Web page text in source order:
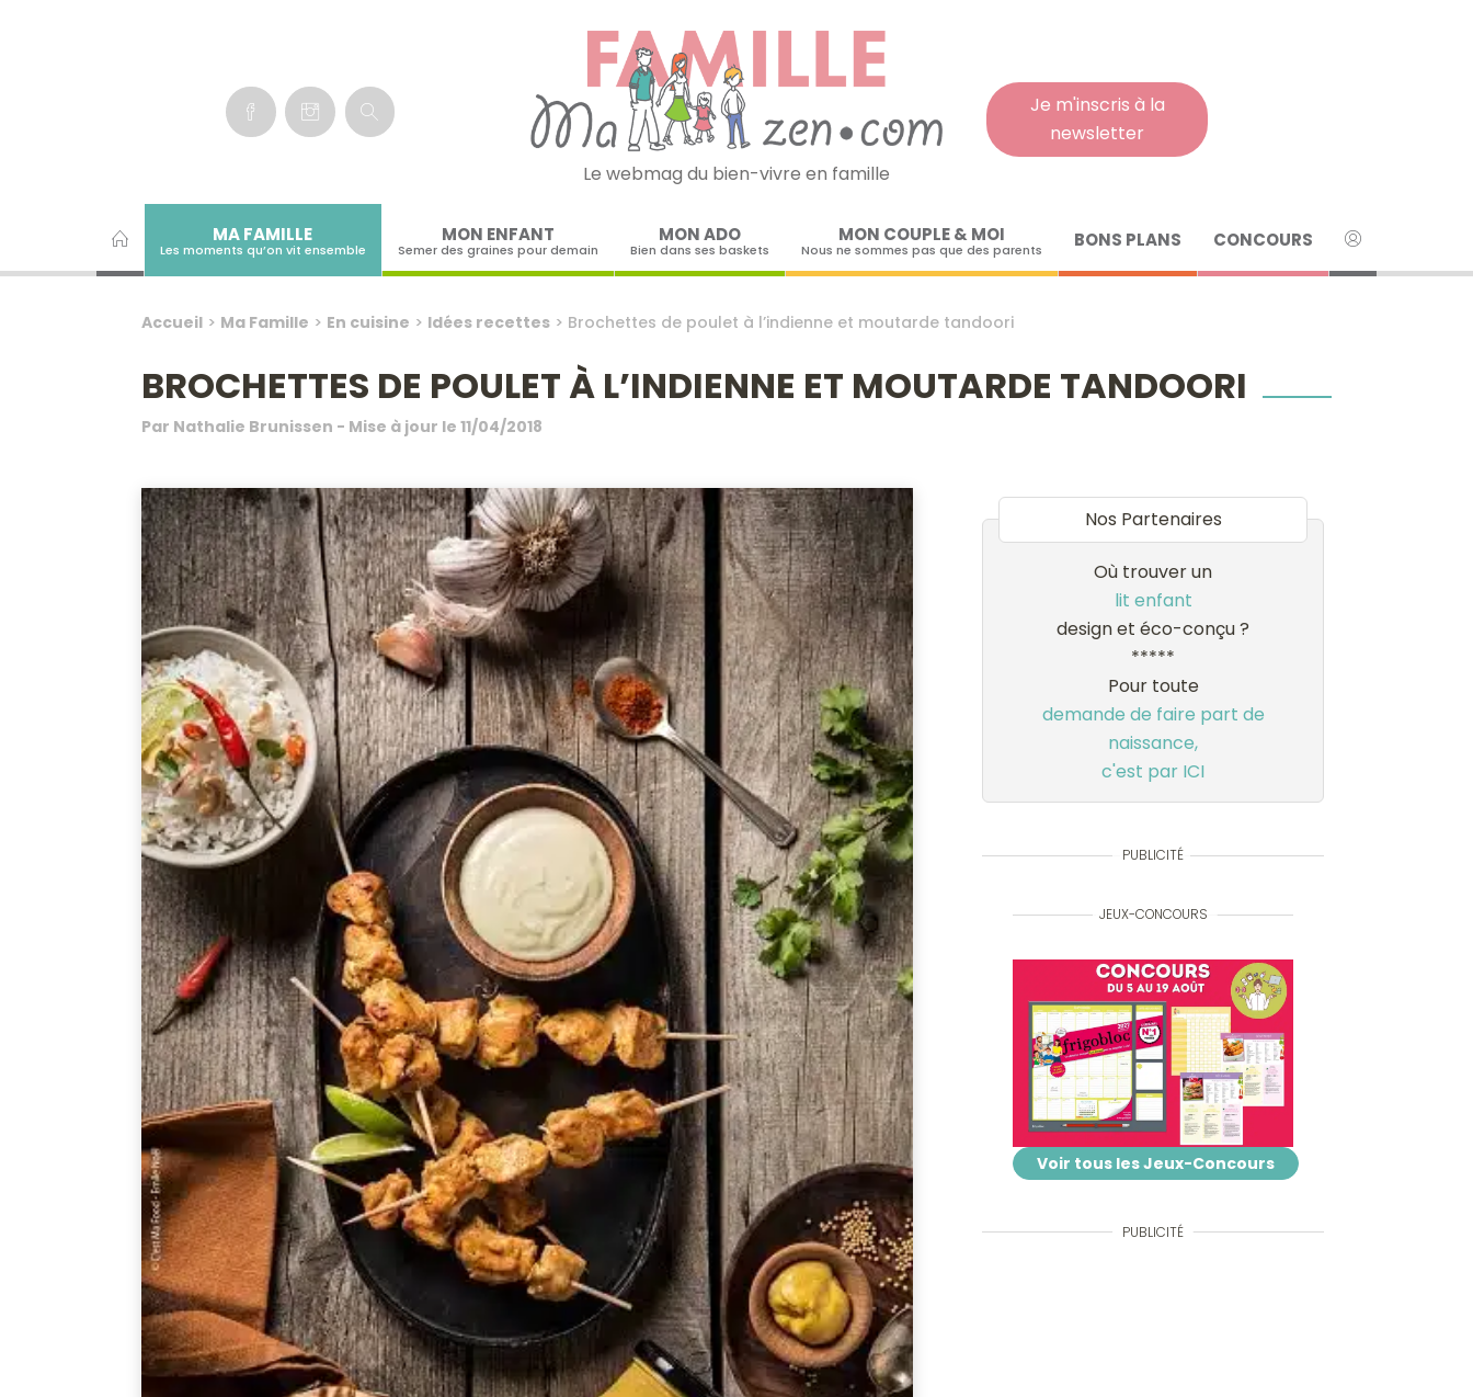
Je m'inscris à la
newsletter
Le webmag du bien-vivre en famille
MA FAMILLE
Les moments qu’on vit ensemble
MON ENFANT
Semer des graines pour demain
MON ADO
Bien dans ses baskets
MON COUPLE & MOI
Nous ne sommes pas que des parents BONS PLANS CONCOURS
Accueil> Ma Famille > En cuisine > Idées recettes> Brochettes de poulet à l’indienne et moutarde tandoori
BROCHETTES DE POULET À L’INDIENNE ET MOUTARDE TANDOORI
Par Nathalie Brunissen - Mise à jour le 11/04/2018
Nos Partenaires
Où trouver un
lit enfant
design et éco-conçu ?
*****
Pour toute
demande de faire part de
naissance,
c'est par ICI
PUBLICITÉ
JEUX-CONCOURS
Voir tous les Jeux-Concours
PUBLICITÉ